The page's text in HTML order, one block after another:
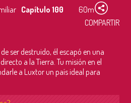
Capítulo 100
60m
COMPARTIR
ser destruido, él escapó en una
a la Tierra. Tu misión en el
a Luxtor un país ideal para